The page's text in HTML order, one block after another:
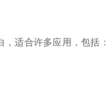
，适合许多应用，包括：